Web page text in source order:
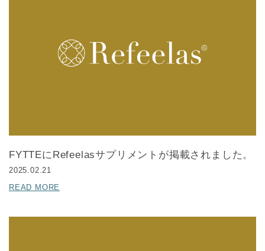
FYTTEにRefeelasサプリメントが掲載されました。
2025.02.21
READ MORE